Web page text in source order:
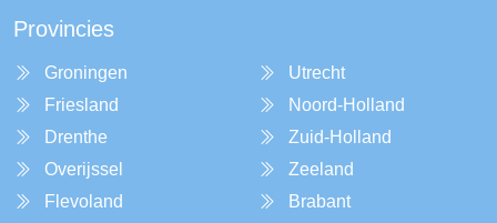
Provincies
Groningen
Friesland
Drenthe
Overijssel
Flevoland
Utrecht
Noord-Holland
Zuid-Holland
Zeeland
Brabant